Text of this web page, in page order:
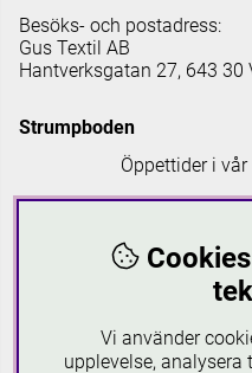
Besöks- och postadress:
Gus Textil AB
Hantverksgatan 27, 643 30
Strumpboden
Öppettider i
Vi använder
upplevelse,